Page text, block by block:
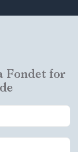
Fondet for